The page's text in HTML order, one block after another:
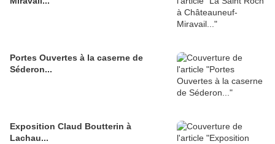
Portes Ouvertes à la caserne de
Séderon...
Exposition Claud Boutterin à
Lachau...